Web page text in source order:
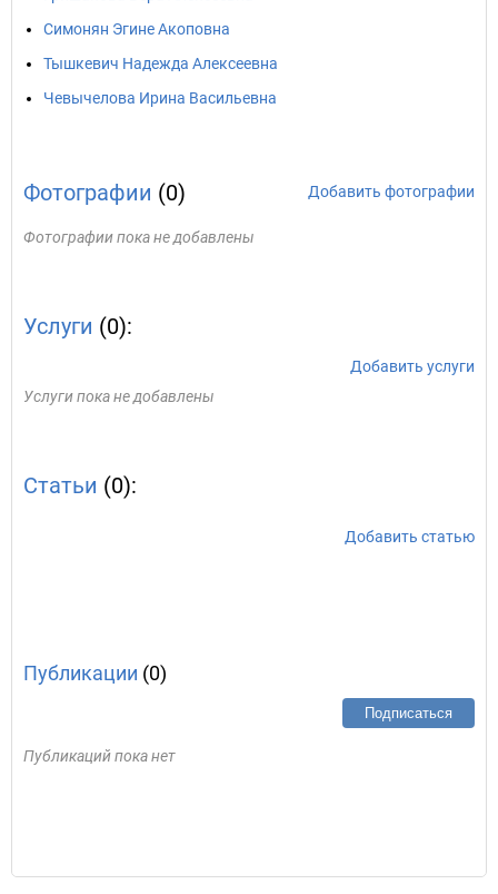
Симонян Эгине Акоповна
Тышкевич Надежда Алексеевна
Чевычелова Ирина Васильевна
Фотографии (0) Добавить фотографии
Фотографии пока не добавлены
Услуги (0):
Добавить услуги
Услуги пока не добавлены
Статьи (0):
Добавить статью
Публикации (0)
Подписаться
Публикаций пока нет